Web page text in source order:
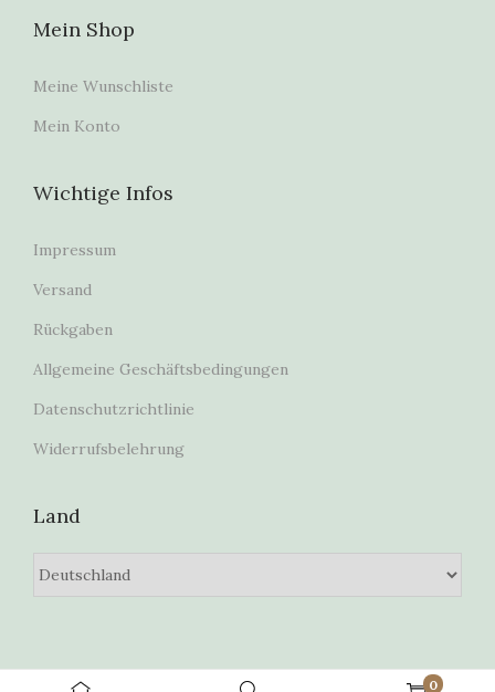
0
Mein Shop
Meine Wunschliste
Mein Konto
Wichtige Infos
Impressum
Versand
Rückgaben
Allgemeine Geschäftsbedingungen
Datenschutzrichtlinie
Widerrufsbelehrung
Land